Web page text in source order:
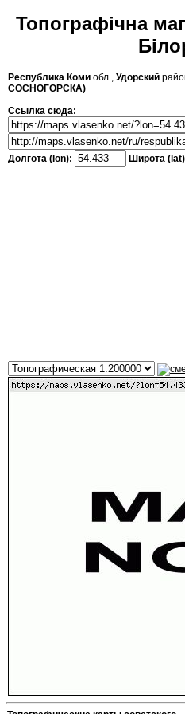
Топографічна
Республика Коми обл., Удорский
СОСНОГОРСКА)
Ссылка сюда:
Долгота (lon): Широта